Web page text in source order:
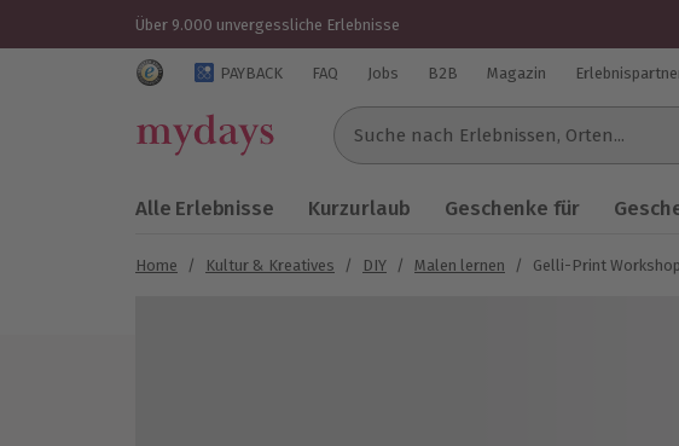
Über 9.000 unvergessliche Erlebnisse
Trustedshops Bewertungen für mydays.de
PAYBACK FAQ Jobs B2B Magazin
Suche nach Erlebnissen...
Alle Erlebnisse Kurzurlaub Geschenke für
Home / Kultur & Kreatives / DIY / Malen lernen / Gelli-Print